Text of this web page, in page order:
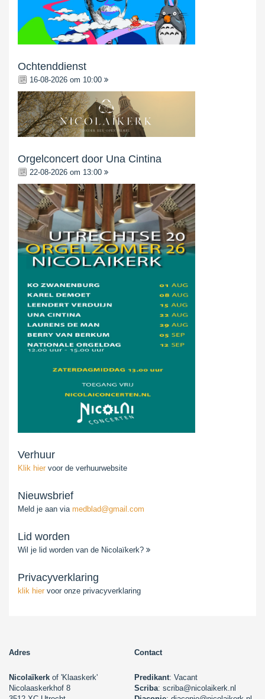
Ochtenddienst
16-08-2026 om 10:00
Orgelconcert door Una Cintina
22-08-2026 om 13:00
Verhuur
Klik hier voor de verhuurwebsite
Nieuwsbrief
Meld je aan via medblad@gmail.com
Lid worden
Wil je lid worden van de Nicolaïkerk?
Privacyverklaring
klik hier voor onze privacyverklaring
Adres Contact
Nicolaïkerk of 'Klaaskerk'
Nicolaaskerkhof 8
Predikant: Vacant
Scriba: scriba@nicolaikerk.nl